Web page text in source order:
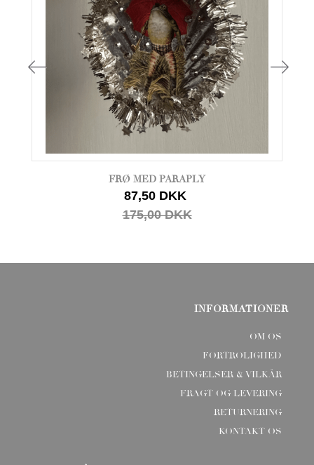
FRØ MED PARAPLY
87,50 DKK
175,00 DKK
INFORMATIONER
OM OS
FORTROLIGHED
BETINGELSER & VILKÅR
FRAGT OG LEVERING
RETURNERING
KONTAKT OS